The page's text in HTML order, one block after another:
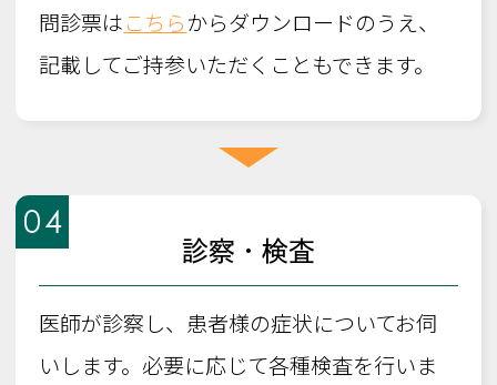
問診票はこちらからダウンロードのうえ、
記載してご持参いただくこともできます。
04
診察・検査
医師が診察し、患者様の症状についてお伺
いします。必要に応じて各種検査を行いま